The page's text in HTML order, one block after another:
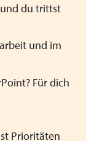
du trittst
und im
Für dich
Prioritäten